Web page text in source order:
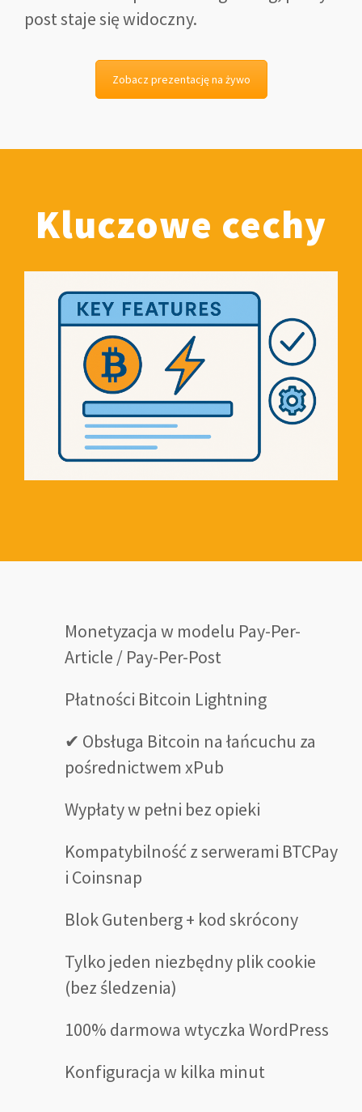
post staje się widoczny.
Zobacz prezentację na żywo
Kluczowe cechy
Monetyzacja w modelu Pay-Per-
Article / Pay-Per-Post
Płatności Bitcoin Lightning
✔ Obsługa Bitcoin na łańcuchu za
pośrednictwem xPub
Wypłaty w pełni bez opieki
Kompatybilność z serwerami BTCPay
i Coinsnap
Blok Gutenberg + kod skrócony
Tylko jeden niezbędny plik cookie
(bez śledzenia)
100% darmowa wtyczka WordPress
Konfiguracja w kilka minut